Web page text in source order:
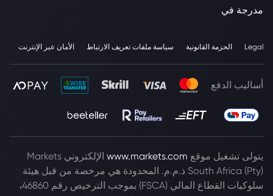
مدرجة في
Legal الحزمة القانونية سياسة ملفات تعريف الارتباط الأمان عبر الإنترنت
أساليب الدفع
يتولى تشغيل موقع www.markets.com
الإلكتروني Markets
South Africa (Pty) ذ.م.م. المحدودة هي مرخصة من قبل هيئة
سلوكيات القطاع المالي (FSCA) بموجب الترخيص رقم 46860،